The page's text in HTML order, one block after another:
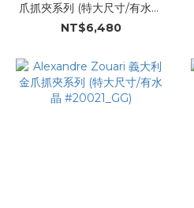
爪抓夾系列 (特大尺寸/有水晶
#20021_HH)
NT$6,480